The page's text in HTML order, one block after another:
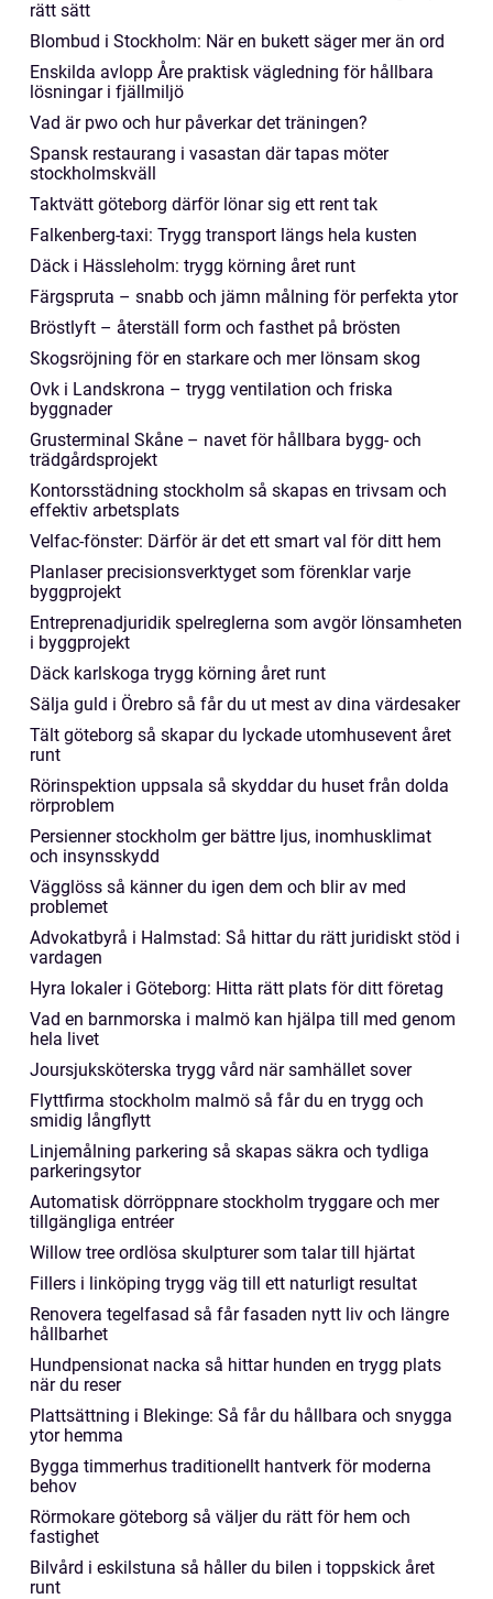
rätt sätt
Blombud i Stockholm: När en bukett säger mer än ord
Enskilda avlopp Åre praktisk vägledning för hållbara
lösningar i fjällmiljö
Vad är pwo och hur påverkar det träningen?
Spansk restaurang i vasastan där tapas möter
stockholmskväll
Taktvätt göteborg därför lönar sig ett rent tak
Falkenberg-taxi: Trygg transport längs hela kusten
Däck i Hässleholm: trygg körning året runt
Färgspruta – snabb och jämn målning för perfekta ytor
Bröstlyft – återställ form och fasthet på brösten
Skogsröjning för en starkare och mer lönsam skog
Ovk i Landskrona – trygg ventilation och friska
byggnader
Grusterminal Skåne – navet för hållbara bygg- och
trädgårdsprojekt
Kontorsstädning stockholm så skapas en trivsam och
effektiv arbetsplats
Velfac-fönster: Därför är det ett smart val för ditt hem
Planlaser precisionsverktyget som förenklar varje
byggprojekt
Entreprenadjuridik spelreglerna som avgör lönsamheten
i byggprojekt
Däck karlskoga trygg körning året runt
Sälja guld i Örebro så får du ut mest av dina värdesaker
Tält göteborg så skapar du lyckade utomhusevent året
runt
Rörinspektion uppsala så skyddar du huset från dolda
rörproblem
Persienner stockholm ger bättre ljus, inomhusklimat
och insynsskydd
Vägglöss så känner du igen dem och blir av med
problemet
Advokatbyrå i Halmstad: Så hittar du rätt juridiskt stöd i
vardagen
Hyra lokaler i Göteborg: Hitta rätt plats för ditt företag
Vad en barnmorska i malmö kan hjälpa till med genom
hela livet
Joursjuksköterska trygg vård när samhället sover
Flyttfirma stockholm malmö så får du en trygg och
smidig långflytt
Linjemålning parkering så skapas säkra och tydliga
parkeringsytor
Automatisk dörröppnare stockholm tryggare och mer
tillgängliga entréer
Willow tree ordlösa skulpturer som talar till hjärtat
Fillers i linköping trygg väg till ett naturligt resultat
Renovera tegelfasad så får fasaden nytt liv och längre
hållbarhet
Hundpensionat nacka så hittar hunden en trygg plats
när du reser
Plattsättning i Blekinge: Så får du hållbara och snygga
ytor hemma
Bygga timmerhus traditionellt hantverk för moderna
behov
Rörmokare göteborg så väljer du rätt för hem och
fastighet
Bilvård i eskilstuna så håller du bilen i toppskick året
runt